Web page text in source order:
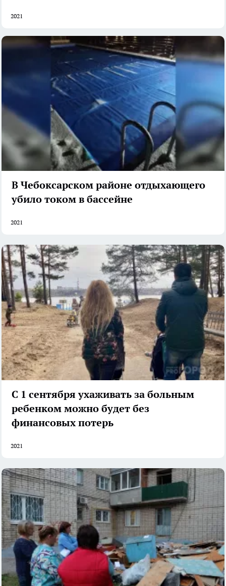
2021
В Чебоксарском районе отдыхающего
убило током в бассейне
2021
С 1 сентября ухаживать за больным
ребенком можно будет без
финансовых потерь
2021